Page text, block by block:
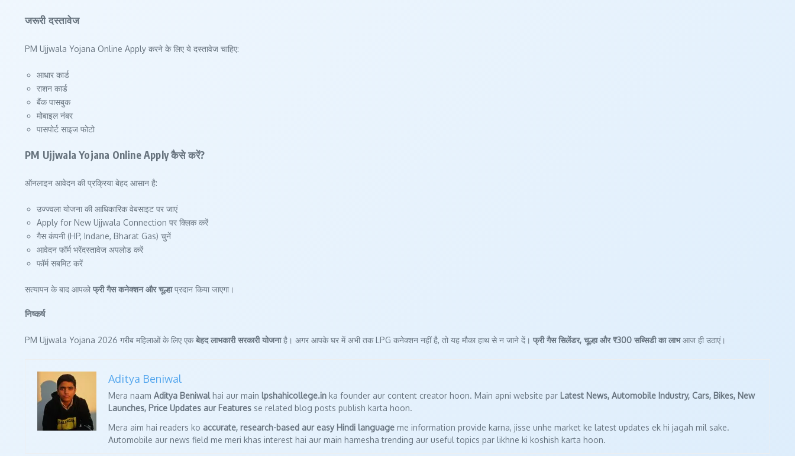
जरूरी दस्तावेज
PM Ujjwala Yojana Online Apply करने के लिए ये दस्तावेज चाहिए:
आधार कार्ड
राशन कार्ड
बैंक पासबुक
मोबाइल नंबर
पासपोर्ट साइज फोटो
PM Ujjwala Yojana Online Apply कैसे करें?
ऑनलाइन आवेदन की प्रक्रिया बेहद आसान है:
उज्ज्वला योजना की आधिकारिक वेबसाइट पर जाएं
Apply for New Ujjwala Connection पर क्लिक करें
गैस कंपनी (HP, Indane, Bharat Gas) चुनें
आवेदन फॉर्म भरेंदस्तावेज अपलोड करें
फॉर्म सबमिट करें
सत्यापन के बाद आपको फ्री गैस कनेक्शन और चूल्हाप्रदान किया जाएगा।
निष्कर्ष
PM Ujjwala Yojana 2026 गरीब महिलाओं के लिए एकबेहद लाभकारी सरकारी योजनाहै। अगर आपके घर में अभी तक LPG कनेक्शन नहीं है, तो यह मौका हाथ से न जाने दें। फ्री गैस सिलेंडर, चूल्हा और ₹300 सब्सिडी का लाभआज ही उठाएं।
Aditya Beniwal
Mera naam Aditya Beniwalhai aur main lpshahicollege.in ka founder aur content creator hoon. Main apni website par Latest News, Automobile Industry, Cars, Bikes, New
Launches, Price Updates aur Features se related blog posts publish karta hoon.
Mera aim hai readers ko accurate, research-based aur easy Hindi language me information provide karna, jisse unhe market ke latest updates ek hi jagah mil sake.
Automobile aur news field me meri khas interest hai aur main hamesha trending aur useful topics par likhne ki koshish karta hoon.